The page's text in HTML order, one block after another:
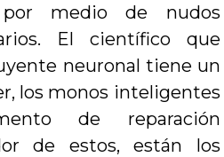
por medio de nudos
El científico que
neuronal tiene un
los monos inteligentes
de reparación
de estos, están los